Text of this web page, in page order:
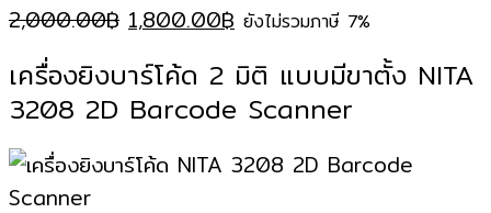
2,000.00฿ Original
was:
2,000.00฿.
1,800.00฿ Current
is:
1,800.00฿.
ยังไม่รวมภาษี 7%
เครื่องยิงบาร์โค้ด 2 มิติ แบบมีขาตั้ง NITA
3208 2D Barcode Scanner